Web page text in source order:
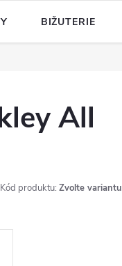
BIŽUTERIE
All
Kód produktu: Zvolte variantu